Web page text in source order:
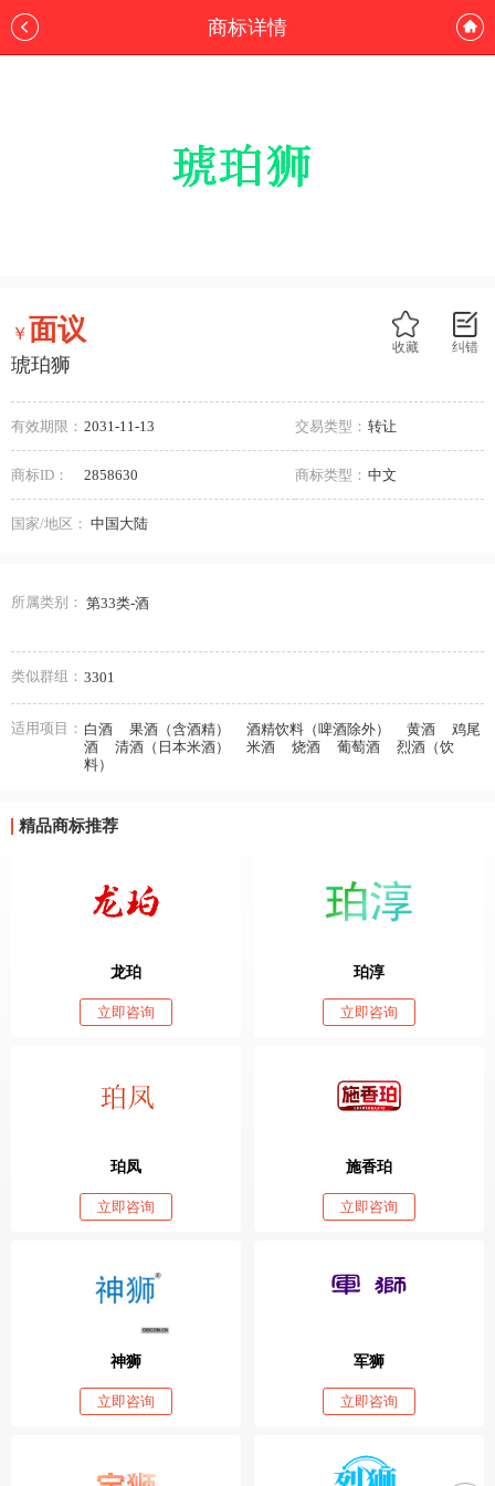
商标详情
纠错
收藏
￥面议
琥珀狮
有效期限： 2031-11-13 交易类型： 转让
商标ID： 2858630 商标类型： 中文
国家/地区： 中国大陆
所属类别： 第33类-酒
类似群组： 3301
适用项目： 白酒 果酒（含酒精） 酒精饮料（啤酒除外） 黄酒
鸡尾
酒
清酒（日本米酒） 米酒 烧酒 葡萄酒
烈酒（饮
料）
精品商标推荐
龙珀
立即咨询
珀淳
立即咨询
珀凤
立即咨询
施香珀
立即咨询
神狮
立即咨询
军狮
立即咨询